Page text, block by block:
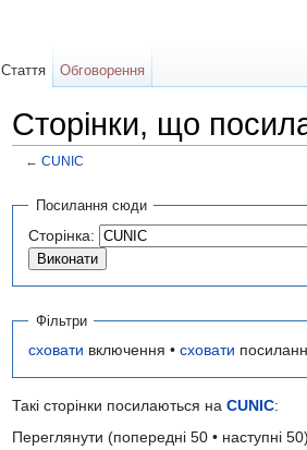
Сторінки, що
← CUNIC
Посилання сюди
Сторінка:
Фільтри
сховати включення • сховати
Такі сторінки посилаються на CUNIC:
Переглянути (попередні 50 • наступні
Стаття Обговорення